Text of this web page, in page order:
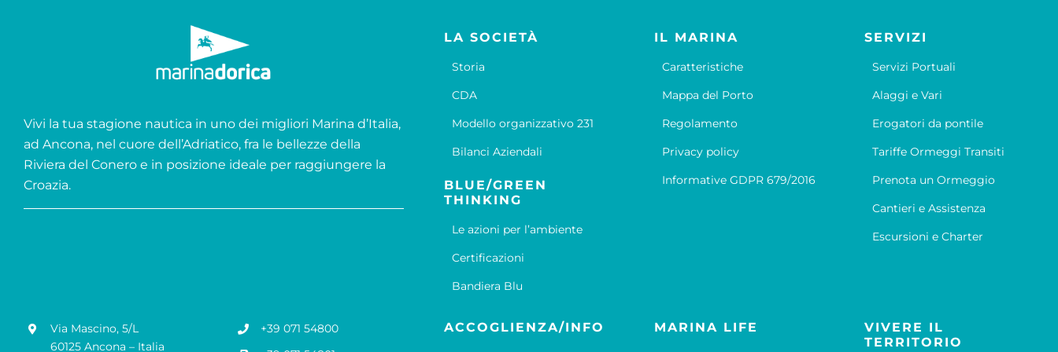
Vivi la tua stagione nautica in uno dei migliori Marina d’Italia,
ad Ancona, nel cuore dell’Adriatico, fra le bellezze della
Riviera del Conero e in posizione ideale per raggiungere la
Croazia.
LA SOCIETÀ
Storia
CDA
Modello organizzativo 231
Bilanci Aziendali
BLUE/GREEN
THINKING
Le azioni per l’ambiente
Certificazioni
Bandiera Blu
IL MARINA
Caratteristiche
Mappa del Porto
Regolamento
Privacy policy
Informative GDPR 679/2016
SERVIZI
Servizi Portuali
Alaggi e Vari
Erogatori da pontile
Tariffe Ormeggi Transiti
Prenota un Ormeggio
Cantieri e Assistenza
Escursioni e Charter
Via Mascino, 5/L
60125 Ancona – Italia
+39 071 54800
ACCOGLIENZA/INFO MARINA LIFE
VIVERE IL
TERRITORIO